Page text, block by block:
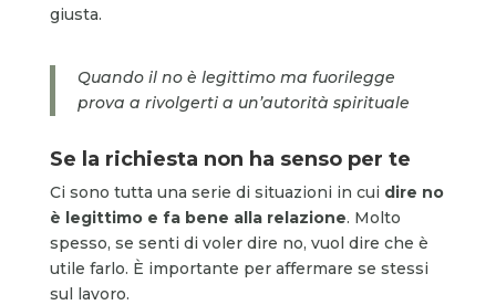
giusta.
Quando il no è legittimo ma fuorilegge
prova a rivolgerti a un’autorità spirituale
Se la richiesta non ha senso per te
Ci sono tutta una serie di situazioni in cui dire no
è legittimo e fa bene alla relazione. Molto
spesso, se senti di voler dire no, vuol dire che è
utile farlo. È importante per affermare se stessi
sul lavoro.